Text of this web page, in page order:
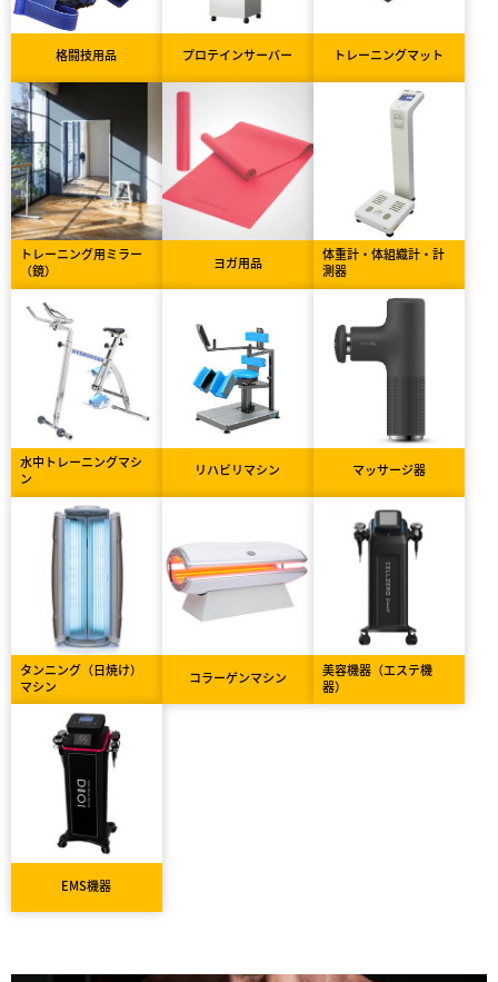
格闘技用品 プロテインサーバー トレーニングマット
トレーニング用ミラー
（鏡）
ヨガ用品
体重計・体組織計・計
測器
水中トレーニングマシ
ン
リハビリマシン マッサージ器
タンニング（日焼け）
マシン
コラーゲンマシン
美容機器（エステ機
器）
EMS機器